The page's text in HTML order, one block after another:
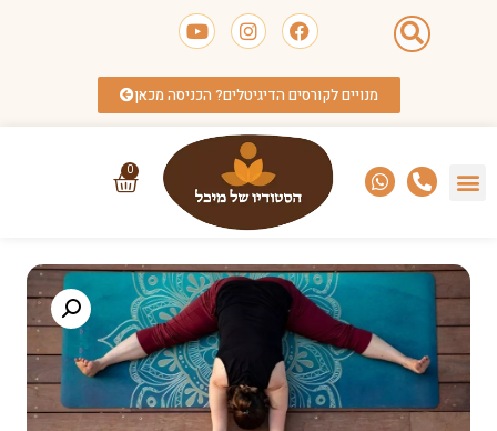
מנויים לקורסים הדיגיטלים? הכניסה מכאן
0